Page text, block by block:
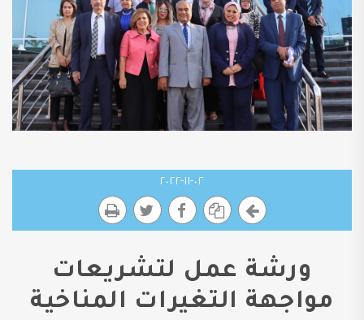
٠٢-١١-٢٠٢٢
ورشة عمل لتشريعات
مواجهة التغيرات المناخية